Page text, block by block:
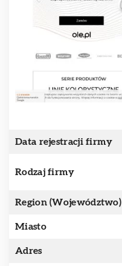
Data rejestracji firmy
Rodzaj firmy
Region (Województwo)
Miasto
Adres